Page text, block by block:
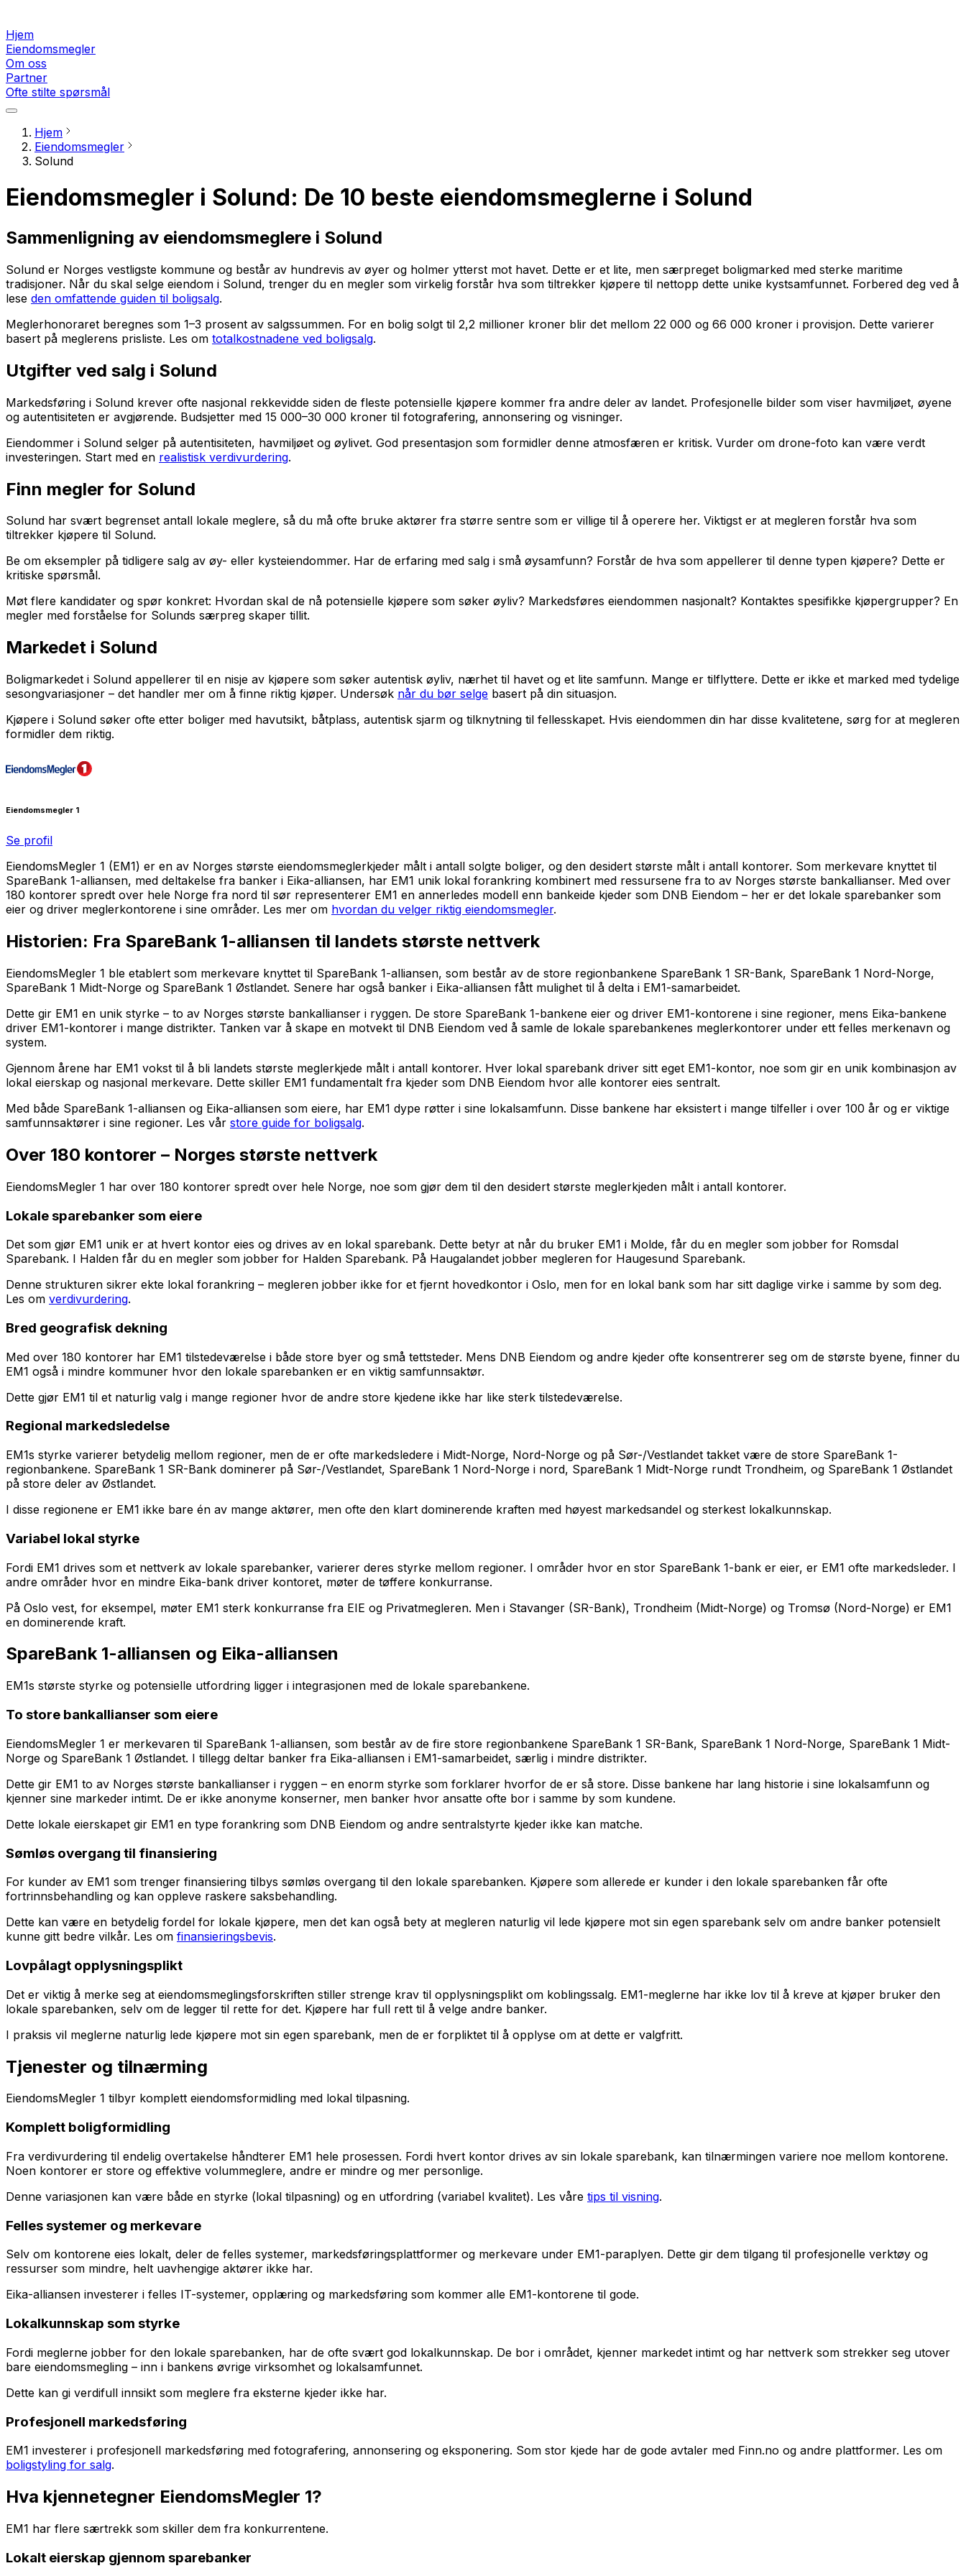
Hjem
Eiendomsmegler
Om oss
Partner
Ofte stilte spørsmål
Hjem
Eiendomsmegler
Solund
Eiendomsmegler i Solund: De 10 beste eiendomsmeglerne i Solund
Sammenligning av eiendomsmeglere i Solund
Solund er Norges vestligste kommune og består av hundrevis av øyer og holmer ytterst mot havet. Dette er et lite, men særpreget boligmarked med sterke maritime
tradisjoner. Når du skal selge eiendom i Solund, trenger du en megler som virkelig forstår hva som tiltrekker kjøpere til nettopp dette unike kystsamfunnet. Forbered deg ved å
lese den omfattende guiden til boligsalg.
Meglerhonoraret beregnes som 1–3 prosent av salgssummen. For en bolig solgt til 2,2 millioner kroner blir det mellom 22 000 og 66 000 kroner i provisjon. Dette varierer
basert på meglerens prisliste. Les om totalkostnadene ved boligsalg.
Utgifter ved salg i Solund
Markedsføring i Solund krever ofte nasjonal rekkevidde siden de fleste potensielle kjøpere kommer fra andre deler av landet. Profesjonelle bilder som viser havmiljøet, øyene
og autentisiteten er avgjørende. Budsjetter med 15 000–30 000 kroner til fotografering, annonsering og visninger.
Eiendommer i Solund selger på autentisiteten, havmiljøet og øylivet. God presentasjon som formidler denne atmosfæren er kritisk. Vurder om drone-foto kan være verdt
investeringen. Start med en realistisk verdivurdering.
Finn megler for Solund
Solund har svært begrenset antall lokale meglere, så du må ofte bruke aktører fra større sentre som er villige til å operere her. Viktigst er at megleren forstår hva som
tiltrekker kjøpere til Solund.
Be om eksempler på tidligere salg av øy- eller kysteiendommer. Har de erfaring med salg i små øysamfunn? Forstår de hva som appellerer til denne typen kjøpere? Dette er
kritiske spørsmål.
Møt flere kandidater og spør konkret: Hvordan skal de nå potensielle kjøpere som søker øyliv? Markedsføres eiendommen nasjonalt? Kontaktes spesifikke kjøpergrupper? En
megler med forståelse for Solunds særpreg skaper tillit.
Markedet i Solund
Boligmarkedet i Solund appellerer til en nisje av kjøpere som søker autentisk øyliv, nærhet til havet og et lite samfunn. Mange er tilflyttere. Dette er ikke et marked med tydelige
sesongvariasjoner – det handler mer om å finne riktig kjøper. Undersøk når du bør selge basert på din situasjon.
Kjøpere i Solund søker ofte etter boliger med havutsikt, båtplass, autentisk sjarm og tilknytning til fellesskapet. Hvis eiendommen din har disse kvalitetene, sørg for at megleren
formidler dem riktig.
Eiendomsmegler 1
Se profil
EiendomsMegler 1 (EM1) er en av Norges største eiendomsmeglerkjeder målt i antall solgte boliger, og den desidert største målt i antall kontorer. Som merkevare knyttet til
SpareBank 1-alliansen, med deltakelse fra banker i Eika-alliansen, har EM1 unik lokal forankring kombinert med ressursene fra to av Norges største bankallianser. Med over
180 kontorer spredt over hele Norge fra nord til sør representerer EM1 en annerledes modell enn bankeide kjeder som DNB Eiendom – her er det lokale sparebanker som
eier og driver meglerkontorene i sine områder. Les mer om hvordan du velger riktig eiendomsmegler.
Historien: Fra SpareBank 1-alliansen til landets største nettverk
EiendomsMegler 1 ble etablert som merkevare knyttet til SpareBank 1-alliansen, som består av de store regionbankene SpareBank 1 SR-Bank, SpareBank 1 Nord-Norge,
SpareBank 1 Midt-Norge og SpareBank 1 Østlandet. Senere har også banker i Eika-alliansen fått mulighet til å delta i EM1-samarbeidet.
Dette gir EM1 en unik styrke – to av Norges største bankallianser i ryggen. De store SpareBank 1-bankene eier og driver EM1-kontorene i sine regioner, mens Eika-bankene
driver EM1-kontorer i mange distrikter. Tanken var å skape en motvekt til DNB Eiendom ved å samle de lokale sparebankenes meglerkontorer under ett felles merkenavn og
system.
Gjennom årene har EM1 vokst til å bli landets største meglerkjede målt i antall kontorer. Hver lokal sparebank driver sitt eget EM1-kontor, noe som gir en unik kombinasjon av
lokal eierskap og nasjonal merkevare. Dette skiller EM1 fundamentalt fra kjeder som DNB Eiendom hvor alle kontorer eies sentralt.
Med både SpareBank 1-alliansen og Eika-alliansen som eiere, har EM1 dype røtter i sine lokalsamfunn. Disse bankene har eksistert i mange tilfeller i over 100 år og er viktige
samfunnsaktører i sine regioner. Les vår store guide for boligsalg.
Over 180 kontorer – Norges største nettverk
EiendomsMegler 1 har over 180 kontorer spredt over hele Norge, noe som gjør dem til den desidert største meglerkjeden målt i antall kontorer.
Lokale sparebanker som eiere
Det som gjør EM1 unik er at hvert kontor eies og drives av en lokal sparebank. Dette betyr at når du bruker EM1 i Molde, får du en megler som jobber for Romsdal
Sparebank. I Halden får du en megler som jobber for Halden Sparebank. På Haugalandet jobber megleren for Haugesund Sparebank.
Denne strukturen sikrer ekte lokal forankring – megleren jobber ikke for et fjernt hovedkontor i Oslo, men for en lokal bank som har sitt daglige virke i samme by som deg.
Les om verdivurdering.
Bred geografisk dekning
Med over 180 kontorer har EM1 tilstedeværelse i både store byer og små tettsteder. Mens DNB Eiendom og andre kjeder ofte konsentrerer seg om de største byene, finner du
EM1 også i mindre kommuner hvor den lokale sparebanken er en viktig samfunnsaktør.
Dette gjør EM1 til et naturlig valg i mange regioner hvor de andre store kjedene ikke har like sterk tilstedeværelse.
Regional markedsledelse
EM1s styrke varierer betydelig mellom regioner, men de er ofte markedsledere i Midt-Norge, Nord-Norge og på Sør-/Vestlandet takket være de store SpareBank 1-
regionbankene. SpareBank 1 SR-Bank dominerer på Sør-/Vestlandet, SpareBank 1 Nord-Norge i nord, SpareBank 1 Midt-Norge rundt Trondheim, og SpareBank 1 Østlandet
på store deler av Østlandet.
I disse regionene er EM1 ikke bare én av mange aktører, men ofte den klart dominerende kraften med høyest markedsandel og sterkest lokalkunnskap.
Variabel lokal styrke
Fordi EM1 drives som et nettverk av lokale sparebanker, varierer deres styrke mellom regioner. I områder hvor en stor SpareBank 1-bank er eier, er EM1 ofte markedsleder. I
andre områder hvor en mindre Eika-bank driver kontoret, møter de tøffere konkurranse.
På Oslo vest, for eksempel, møter EM1 sterk konkurranse fra EIE og Privatmegleren. Men i Stavanger (SR-Bank), Trondheim (Midt-Norge) og Tromsø (Nord-Norge) er EM1
en dominerende kraft.
SpareBank 1-alliansen og Eika-alliansen
EM1s største styrke og potensielle utfordring ligger i integrasjonen med de lokale sparebankene.
To store bankallianser som eiere
EiendomsMegler 1 er merkevaren til SpareBank 1-alliansen, som består av de fire store regionbankene SpareBank 1 SR-Bank, SpareBank 1 Nord-Norge, SpareBank 1 Midt-
Norge og SpareBank 1 Østlandet. I tillegg deltar banker fra Eika-alliansen i EM1-samarbeidet, særlig i mindre distrikter.
Dette gir EM1 to av Norges største bankallianser i ryggen – en enorm styrke som forklarer hvorfor de er så store. Disse bankene har lang historie i sine lokalsamfunn og
kjenner sine markeder intimt. De er ikke anonyme konserner, men banker hvor ansatte ofte bor i samme by som kundene.
Dette lokale eierskapet gir EM1 en type forankring som DNB Eiendom og andre sentralstyrte kjeder ikke kan matche.
Sømløs overgang til finansiering
For kunder av EM1 som trenger finansiering tilbys sømløs overgang til den lokale sparebanken. Kjøpere som allerede er kunder i den lokale sparebanken får ofte
fortrinnsbehandling og kan oppleve raskere saksbehandling.
Dette kan være en betydelig fordel for lokale kjøpere, men det kan også bety at megleren naturlig vil lede kjøpere mot sin egen sparebank selv om andre banker potensielt
kunne gitt bedre vilkår. Les om finansieringsbevis.
Lovpålagt opplysningsplikt
Det er viktig å merke seg at eiendomsmeglingsforskriften stiller strenge krav til opplysningsplikt om koblingssalg. EM1-meglerne har ikke lov til å kreve at kjøper bruker den
lokale sparebanken, selv om de legger til rette for det. Kjøpere har full rett til å velge andre banker.
I praksis vil meglerne naturlig lede kjøpere mot sin egen sparebank, men de er forpliktet til å opplyse om at dette er valgfritt.
Tjenester og tilnærming
EiendomsMegler 1 tilbyr komplett eiendomsformidling med lokal tilpasning.
Komplett boligformidling
Fra verdivurdering til endelig overtakelse håndterer EM1 hele prosessen. Fordi hvert kontor drives av sin lokale sparebank, kan tilnærmingen variere noe mellom kontorene.
Noen kontorer er store og effektive volummeglere, andre er mindre og mer personlige.
Denne variasjonen kan være både en styrke (lokal tilpasning) og en utfordring (variabel kvalitet). Les våre tips til visning.
Felles systemer og merkevare
Selv om kontorene eies lokalt, deler de felles systemer, markedsføringsplattformer og merkevare under EM1-paraplyen. Dette gir dem tilgang til profesjonelle verktøy og
ressurser som mindre, helt uavhengige aktører ikke har.
Eika-alliansen investerer i felles IT-systemer, opplæring og markedsføring som kommer alle EM1-kontorene til gode.
Lokalkunnskap som styrke
Fordi meglerne jobber for den lokale sparebanken, har de ofte svært god lokalkunnskap. De bor i området, kjenner markedet intimt og har nettverk som strekker seg utover
bare eiendomsmegling – inn i bankens øvrige virksomhet og lokalsamfunnet.
Dette kan gi verdifull innsikt som meglere fra eksterne kjeder ikke har.
Profesjonell markedsføring
EM1 investerer i profesjonell markedsføring med fotografering, annonsering og eksponering. Som stor kjede har de gode avtaler med Finn.no og andre plattformer. Les om
boligstyling for salg.
Hva kjennetegner EiendomsMegler 1?
EM1 har flere særtrekk som skiller dem fra konkurrentene.
Lokalt eierskap gjennom sparebanker